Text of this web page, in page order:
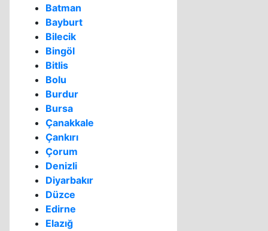
Batman
Bayburt
Bilecik
Bingöl
Bitlis
Bolu
Burdur
Bursa
Çanakkale
Çankırı
Çorum
Denizli
Diyarbakır
Düzce
Edirne
Elazığ